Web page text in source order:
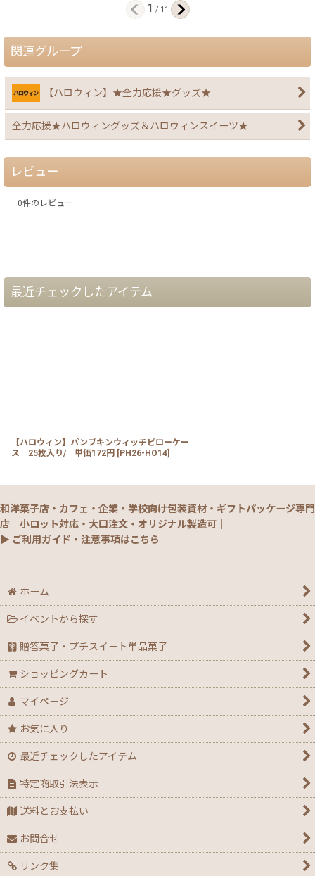
1 / 11
関連グループ
【ハロウィン】★全力応援★グッズ★
全力応援★ハロウィングッズ＆ハロウィンスイーツ★
レビュー
0件のレビュー
最近チェックしたアイテム
【ハロウィン】パンプキンウィッチピローケー
ス 25枚入り/ 単価172円 [PH26-HO14]
和洋菓子店・カフェ・企業・学校向け包装資材・ギフトパッケージ専門
店｜小ロット対応・大口注文・オリジナル製造可｜
▶ ご利用ガイド・注意事項はこちら
ホーム
イベントから探す
贈答菓子・プチスイート単品菓子
ショッピングカート
マイページ
お気に入り
最近チェックしたアイテム
特定商取引法表示
送料とお支払い
お問合せ
リンク集